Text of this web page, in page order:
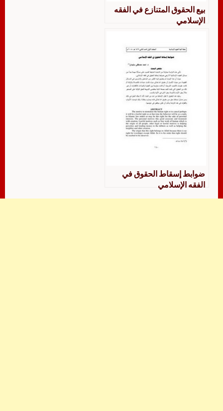
بيع الحقوق المتنازع في الفقه
الإسلامي
ضوابط إسقاط الحقوق في
الفقه الإسلامي